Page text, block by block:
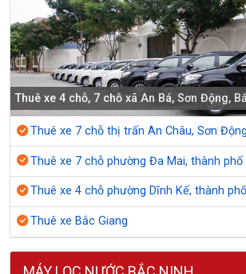
Thuê xe 4 chỗ, 7 chỗ xã An Bá, Sơn Động,
Thuê xe 7 chỗ thị trấn An Châu, Sơn
Thuê xe 7 chỗ phường Đa Mai, thành phố
Thuê xe 4 chỗ phường Dĩnh Kế, thành
Thuê xe Bắc Giang